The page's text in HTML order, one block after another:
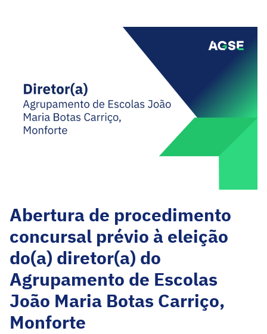
Abertura de procedimento
concursal prévio à eleição
do(a) diretor(a) do
Agrupamento de Escolas
João Maria Botas Carriço,
Monforte